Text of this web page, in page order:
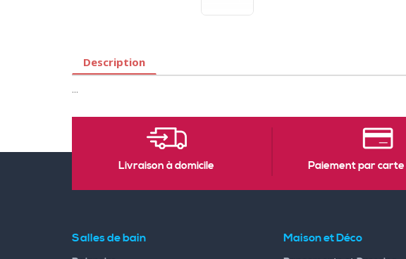
Description
...
Livraison à domicile Paiement par carte
Salles de bain Maison et Déco